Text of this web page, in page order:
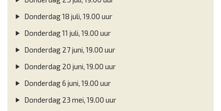
Donderdag 18 juli, 19.00 uur
Donderdag 11 juli, 19.00 uur
Donderdag 27 juni, 19.00 uur
Donderdag 20 juni, 19.00 uur
Donderdag 6 juni, 19.00 uur
Donderdag 23 mei, 19.00 uur